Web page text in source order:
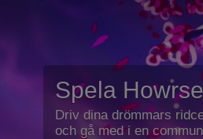
Spela Howrse
Driv dina drömmars
och gå med i en